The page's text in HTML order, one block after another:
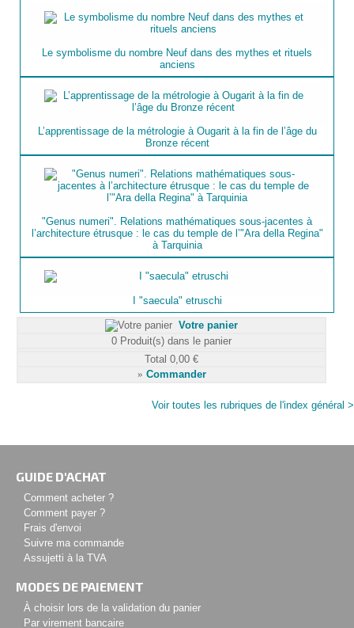
Le symbolisme du nombre Neuf dans des mythes et rituels
anciens
L’apprentissage de la métrologie à Ougarit à la fin de l’âge du
Bronze récent
"Genus numeri". Relations mathématiques sous-jacentes à
l’architecture étrusque : le cas du temple de l’"Ara della Regina"
à Tarquinia
I "saecula" etruschi
Votre panier
0 Produit(s) dans le panier
Total 0,00 €
» Commander
Voir toutes les rubriques de l'index général >
GUIDE D'ACHAT
Comment acheter ?
Comment payer ?
Frais d'envoi
Suivre ma commande
Assujetti à la TVA
MODES DE PAIEMENT
À choisir lors de la validation du panier
Par virement bancaire